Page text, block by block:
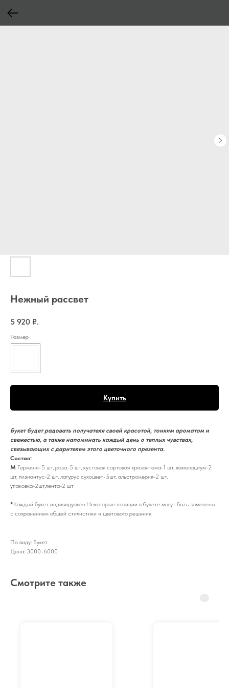
Нежный рассвет
5 920 ₽.
Размер
Купить
Букет будет радовать получателя своей красотой, тонким ароматом и
свежестью, а также напоминать каждый день о теплых чувствах,
связывающих с дарителем этого цветочного презента.
Состав:
М Гермини-5 шт, роза-5 шт, кустовая сортовая хризантема-1 шт, хамелациум-2
шт, лизиантус-2 шт, лагурус сухоцвет-5шт, альстромерия-2 шт,
упаковка-2шт,лента-2 шт
*Каждый букет индивидуален.Некоторые позиции в букете могут быть заменены
с сохранением общей стилистики и цветового решения.
По виду: Букет
Цена: 3000-6000
Смотрите также